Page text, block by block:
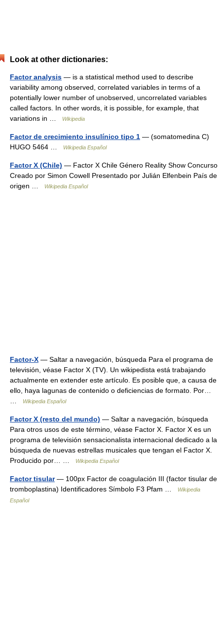
Look at other dictionaries:
Factor analysis — is a statistical method used to describe
variability among observed, correlated variables in terms of a
potentially lower number of unobserved, uncorrelated variables
called factors. In other words, it is possible, for example, that
variations in …
Wikipedia
Factor de crecimiento insulínico tipo 1 — (somatomedina C)
HUGO 5464 …
Wikipedia Español
Factor X (Chile) — Factor X Chile Género Reality Show Concurso
Creado por Simon Cowell Presentado por Julián Elfenbein País de
origen …
Wikipedia Español
Factor-X — Saltar a navegación, búsqueda Para el programa de
televisión, véase Factor X (TV). Un wikipedista está trabajando
actualmente en extender este artículo. Es posible que, a causa de
ello, haya lagunas de contenido o deficiencias de formato. Por…
Wikipedia Español
Factor X (resto del mundo) — Saltar a navegación, búsqueda
Para otros usos de este término, véase Factor X. Factor X es un
programa de televisión sensacionalista internacional dedicado a la
búsqueda de nuevas estrellas musicales que tengan el Factor X.
Producido por… …
Wikipedia Español
Factor tisular— 100px Factor de coagulación III (factor tisular de
tromboplastina) Identificadores Símbolo F3 Pfam …
Wikipedia
Español